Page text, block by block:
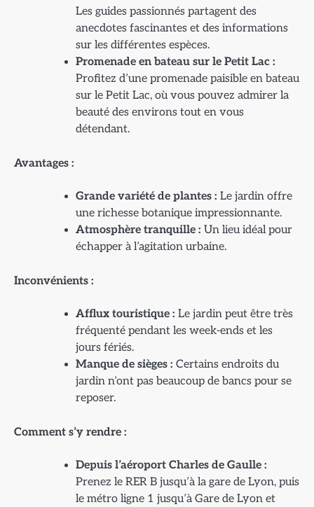
Les guides passionnés partagent des
anecdotes fascinantes et des informations
sur les différentes espèces.
Promenade en bateau sur le Petit Lac :
Profitez d’une promenade paisible en bateau
sur le Petit Lac, où vous pouvez admirer la
beauté des environs tout en vous
détendant.
Avantages :
Grande variété de plantes : Le jardin offre
une richesse botanique impressionnante.
Atmosphère tranquille : Un lieu idéal pour
échapper à l’agitation urbaine.
Inconvénients :
Afflux touristique : Le jardin peut être très
fréquenté pendant les week-ends et les
jours fériés.
Manque de sièges : Certains endroits du
jardin n’ont pas beaucoup de bancs pour se
reposer.
Comment s’y rendre :
Depuis l’aéroport Charles de Gaulle :
Prenez le RER B jusqu’à la gare de Lyon, puis
le métro ligne 1 jusqu’à Gare de Lyon et